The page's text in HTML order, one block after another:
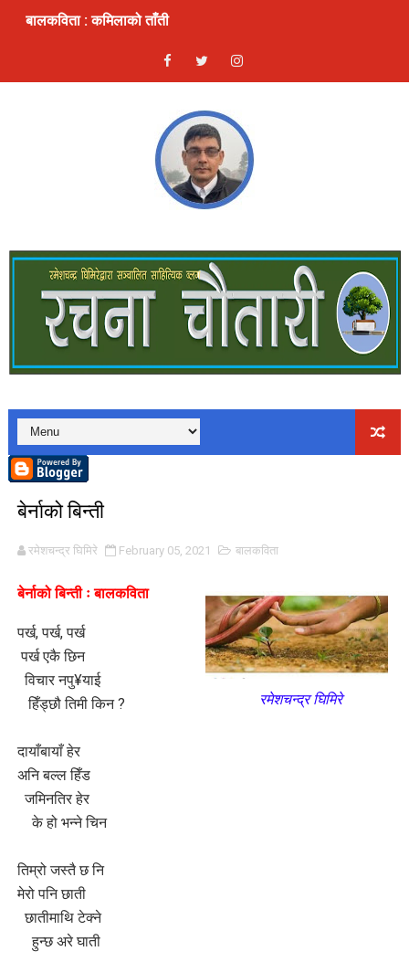
बालकविता : कमिलाको ताँती
लघुकथाः कुकुरदेखि सावधान
देखावटी माया : लघुकथा
लघुकथाः चैनको जिन्दगी
लघुकथाः पैसामोह
लघुकथाः राधा पियारी
लघुकथाः सम्बन्ध
कुटाइ काण्डः लघुकथा
पालोः लघुकथा
बाल लघुकथाः निर्देशन
लघुकथाः स्वार्थी सम्झौता
लघुकथाः अरेली काँडैले
बालकविताः बाल अधिकार
लघुकथा: दसैँको टीका
बालकविता: तीज आयो तीजमा
बेर्नाको बिन्ती
रमेशचन्द्र घिमिरे February 05, 2021 बालकविता
रमेशचन्द्र घिमिरे
बेर्नाको बिन्ती ःबालकविता
पर्ख,पर्ख,पर्ख
पर्ख एकै छिन
विचार नपु¥याई
हिँड्छौ तिमी किन?
दायाँबायाँ हेर
अनि बल्ल हिँड
जमिनतिर हेर
के हो भन्ने चिन
तिम्रो जस्तै छ नि
मेरो पनि छाती
छातीमाथि टेक्ने
हुन्छ अरे घाती